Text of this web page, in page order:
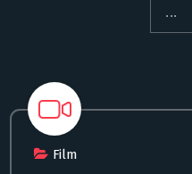
Film